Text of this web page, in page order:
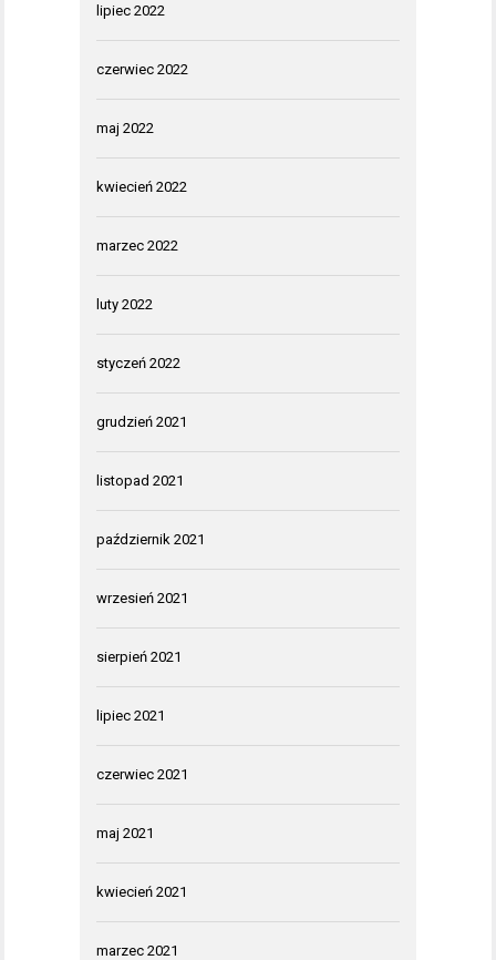
lipiec 2022
czerwiec 2022
maj 2022
kwiecień 2022
marzec 2022
luty 2022
styczeń 2022
grudzień 2021
listopad 2021
październik 2021
wrzesień 2021
sierpień 2021
lipiec 2021
czerwiec 2021
maj 2021
kwiecień 2021
marzec 2021